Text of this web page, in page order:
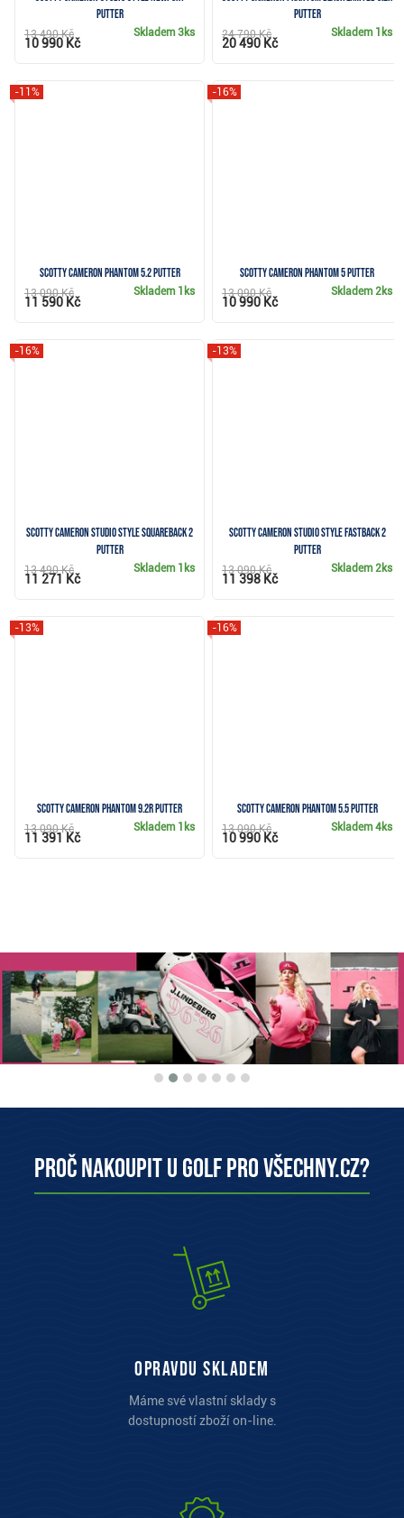
putter
Skladem3ks
13 490 Kč
10 990 Kč
putter
Skladem 1ks
24 790 Kč
20 490 Kč
Scotty Cameron Phantom 5.2 putter
-11%
Skladem 1ks
13 090 Kč
11 590 Kč
Scotty Cameron Phantom 5 putter
-16%
Skladem2ks
13 090 Kč
10 990 Kč
Scotty Cameron Studio Style Squareback 2
putter
-16%
Skladem 1ks
13 490 Kč
11 271 Kč
Scotty Cameron Studio Style Fastback 2
putter
-13%
Skladem 2ks
13 090 Kč
11 398 Kč
Scotty Cameron Phantom 9.2R putter
-13%
Skladem 1ks
13 090 Kč
11 391 Kč
Scotty Cameron Phantom 5.5 putter
-16%
Skladem4ks
13 090 Kč
10 990 Kč
Proč nakoupit u Golf pro všechny.cz?
opravdu skladem
Máme své vlastní sklady s
dostupností zboží on-line.